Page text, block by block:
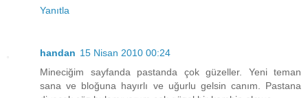
Yanıtla
handan 15 Nisan 2010 00:24
Mineciğim sayfanda pastanda çok güzeller. Yeni teman
sana ve bloğuna hayırlı ve uğurlu gelsin canım. Pastana